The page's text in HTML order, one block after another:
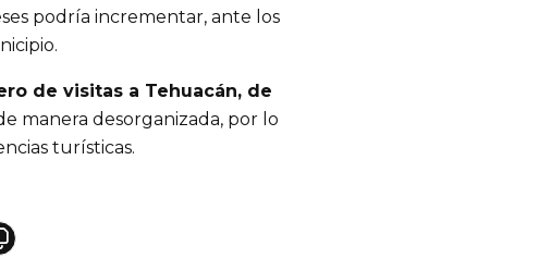
podría incrementar, ante los
de visitas a Tehuacán, de
manera desorganizada, por lo
turísticas.